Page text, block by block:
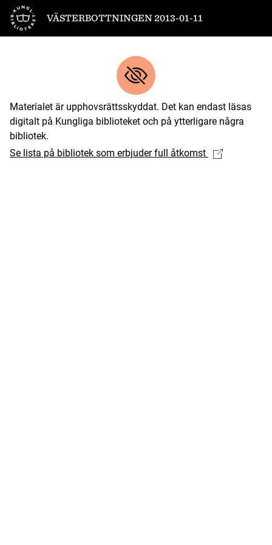
Till startsidan
VÄSTERBOTTNINGEN 2013-01-11
Materialet är upphovsrättsskyddat. Det kan endast läsas
digitalt på Kungliga biblioteket och på ytterligare några
bibliotek.
Se lista på bibliotek som erbjuder full åtkomst